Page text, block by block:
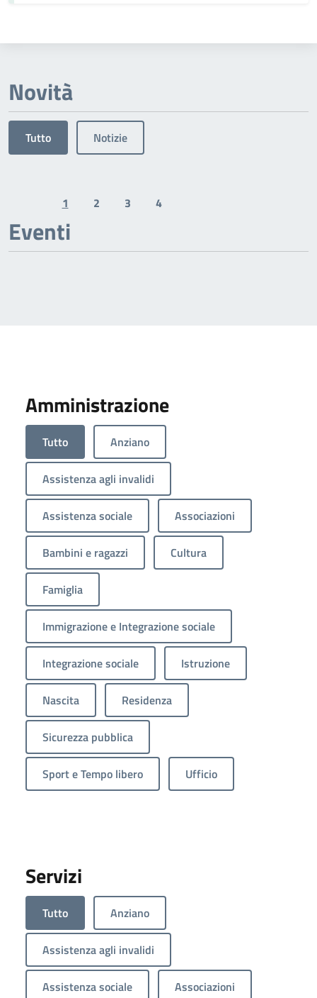
Novità
Tutto Notizie
Previous page
1 2 3 4
Eventi
Amministrazione
Tutto Anziano
Assistenza agli invalidi
Assistenza sociale Associazioni
Bambini e ragazzi Cultura
Famiglia
Immigrazione e Integrazione sociale
Integrazione sociale Istruzione
Nascita Residenza
Sicurezza pubblica
Sport e Tempo libero Ufficio
Servizi
Tutto Anziano
Assistenza agli invalidi
Assistenza sociale Associazioni